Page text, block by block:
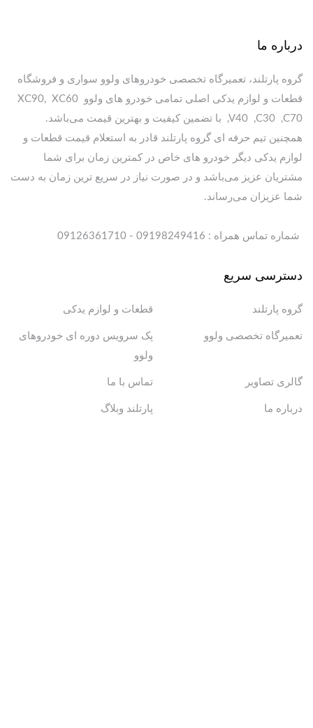
درباره ما
گروه پارتلند، تعمیرگاه تخصصی خودروهای ولوو سواری و فروشگاه
قطعات و لوازم یدکی اصلی تمامی خودرو های ولوو XC90, XC60
,V40 ,C30 ,C70 با تضمین کیفیت و بهترین قیمت می‌باشد.
همچنین تیم حرفه ای گروه پارتلند قادر به استعلام قیمت قطعات و
لوازم یدکی دیگر خودرو های خاص در کمترین زمان برای شما
مشتریان عزیز می‌باشد و در صورت نیاز در سریع ترین زمان به دست
شما عزیزان می‌رساند.
شماره تماس همراه : 09198249416 - 09126361710
دسترسی سریع
گروه پارتلند قطعات و لوازم یدکی
تعمیرگاه تخصصی ولوو
پک سرویس دوره ای خودروهای
ولوو
گالری تصاویر تماس با ما
درباره ما پارتلند وبلاگ